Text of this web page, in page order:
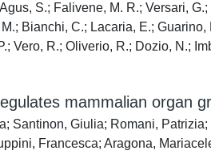
S.; Falivene, M. R.; Versari,
Bianchi, C.; Lacaria, E.;
Vero, R.; Oliverio, R.; Dozio, N.;
mammalian organ
Santinon, Giulia; Romani,
Francesca; Aragona,